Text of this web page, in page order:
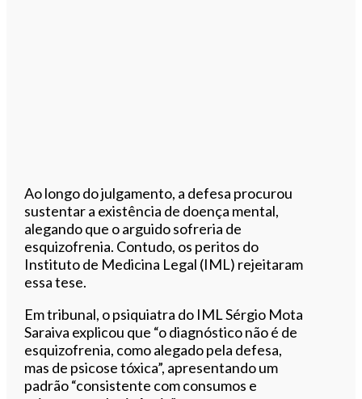
Ao longo do julgamento, a defesa procurou
sustentar a existência de doença mental,
alegando que o arguido sofreria de
esquizofrenia. Contudo, os peritos do
Instituto de Medicina Legal (IML) rejeitaram
essa tese.
Em tribunal, o psiquiatra do IML Sérgio Mota
Saraiva explicou que “o diagnóstico não é de
esquizofrenia, como alegado pela defesa,
mas de psicose tóxica”, apresentando um
padrão “consistente com consumos e